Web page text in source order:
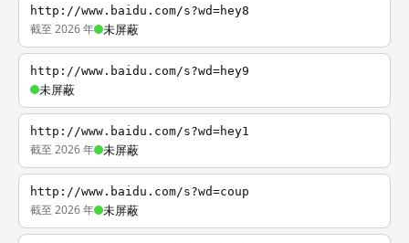
http://www.baidu.com/s?wd=hey8
截至 2026 年 未屏蔽
http://www.baidu.com/s?wd=hey9
未屏蔽
http://www.baidu.com/s?wd=hey1
截至 2026 年 未屏蔽
http://www.baidu.com/s?wd=coup
截至 2026 年 未屏蔽